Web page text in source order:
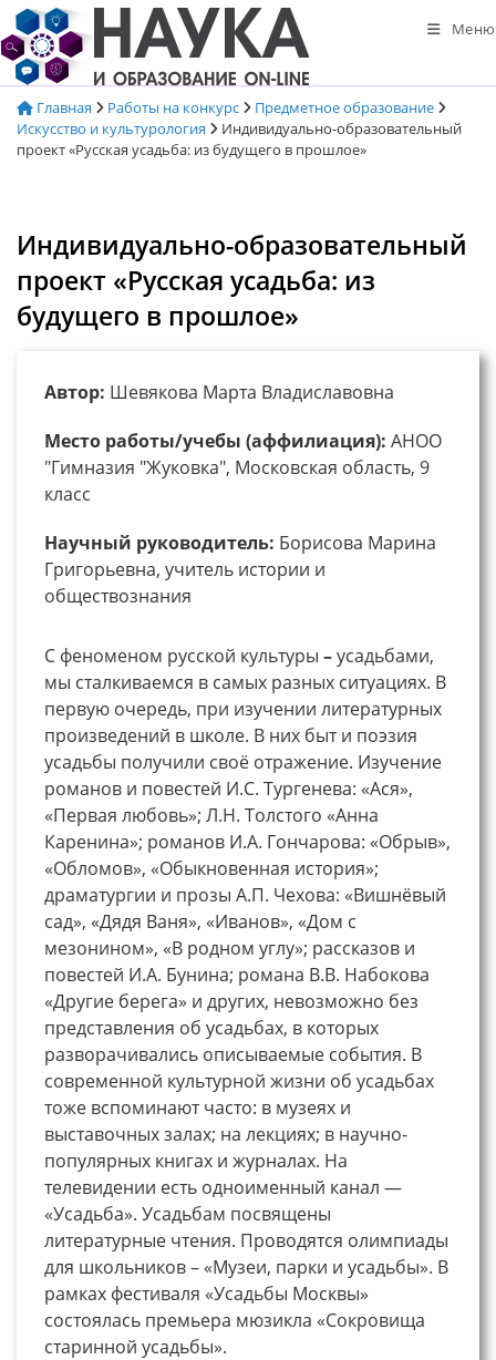
Перейти
к
содержимому
Меню
Главная Работы на конкурс
Предметное образование
Искусство и культурология
Индивидуально-образовательный
проект «Русская усадьба: из будущего в прошлое»
Индивидуально-образовательный
проект «Русская усадьба: из
будущего в прошлое»
Автор: Шевякова Марта Владиславовна
Место работы/учебы (аффилиация): АНОО
"Гимназия "Жуковка", Московская область, 9
класс
Научный руководитель: Борисова Марина
Григорьевна, учитель истории и
обществознания
С феноменом русской культуры –усадьбами,
мы сталкиваемся в самых разных ситуациях. В
первую очередь, при изучении литературных
произведений в школе. В них быт и поэзия
усадьбы получили своё отражение. Изучение
романов и повестей И.С. Тургенева: «Ася»,
«Первая любовь»; Л.Н. Толстого «Анна
Каренина»; романов И.А. Гончарова: «Обрыв»,
«Обломов», «Обыкновенная история»;
драматургии и прозы А.П. Чехова: «Вишнёвый
сад», «Дядя Ваня», «Иванов», «Дом с
мезонином», «В родном углу»; рассказов и
повестей И.А. Бунина; романа В.В. Набокова
«Другие берега» и других, невозможно без
представления об усадьбах, в которых
разворачивались описываемые события. В
современной культурной жизни об усадьбах
тоже вспоминают часто: в музеях и
выставочных залах; на лекциях; в научно-
популярных книгах и журналах. На
телевидении есть одноименный канал —
«Усадьба». Усадьбам посвящены
литературные чтения. Проводятся олимпиады
для школьников – «Музеи, парки и усадьбы». В
рамках фестиваля «Усадьбы Москвы»
состоялась премьера мюзикла «Сокровища
старинной усадьбы».